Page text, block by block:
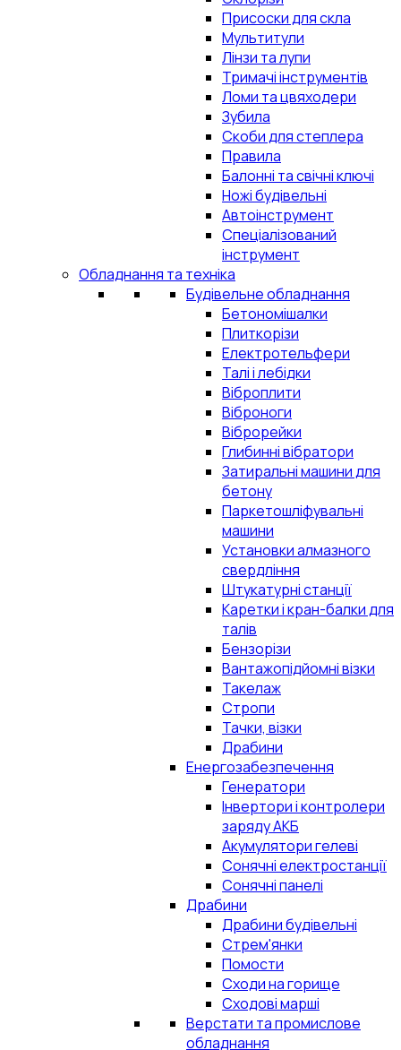
Присоски для скла
Мультитули
Лінзи та лупи
Тримачі інструментів
Ломи та цвяходери
Зубила
Скоби для степлера
Правила
Балонні та свічні ключі
Ножі будівельні
Автоінструмент
Спеціалізований
інструмент
Обладнання та техніка
Будівельне обладнання
Бетономішалки
Плиткорізи
Електротельфери
Талі і лебідки
Віброплити
Віброноги
Віброрейки
Глибинні вібратори
Затиральні машини для
бетону
Паркетошліфувальні
машини
Установки алмазного
свердління
Штукатурні станції
Каретки і кран-балки для
талів
Бензорізи
Вантажопідйомні візки
Такелаж
Стропи
Тачки, візки
Драбини
Енергозабезпечення
Генератори
Інвертори і контролери
заряду АКБ
Акумулятори гелеві
Сонячні електростанції
Сонячні панелі
Драбини
Драбини будівельні
Стрем'янки
Помости
Сходи на горище
Сходові марші
Верстати та промислове
обладнання